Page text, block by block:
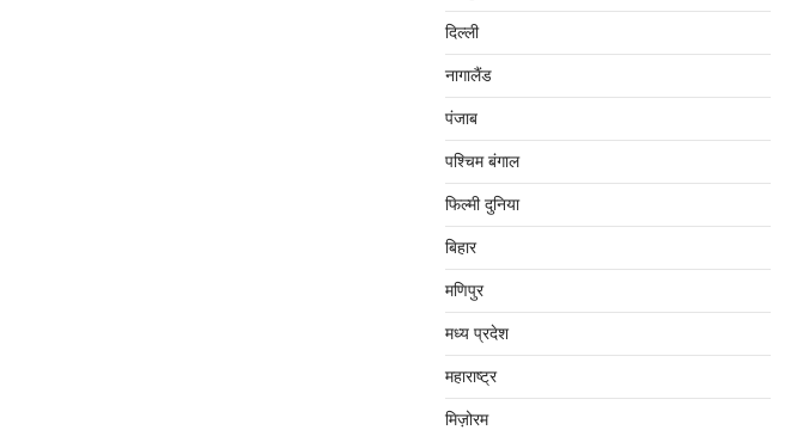
दिल्‍ली
नागालैंड
पंजाब
पश्चिम बंगाल
फिल्मी दुनिया
बिहार
मणिपुर
मध्‍य प्रदेश
महाराष्‍ट्र
मिज़ोरम